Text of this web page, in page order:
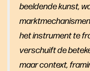
beeldende kunst,
het instrument te
verschuift de
maar context,